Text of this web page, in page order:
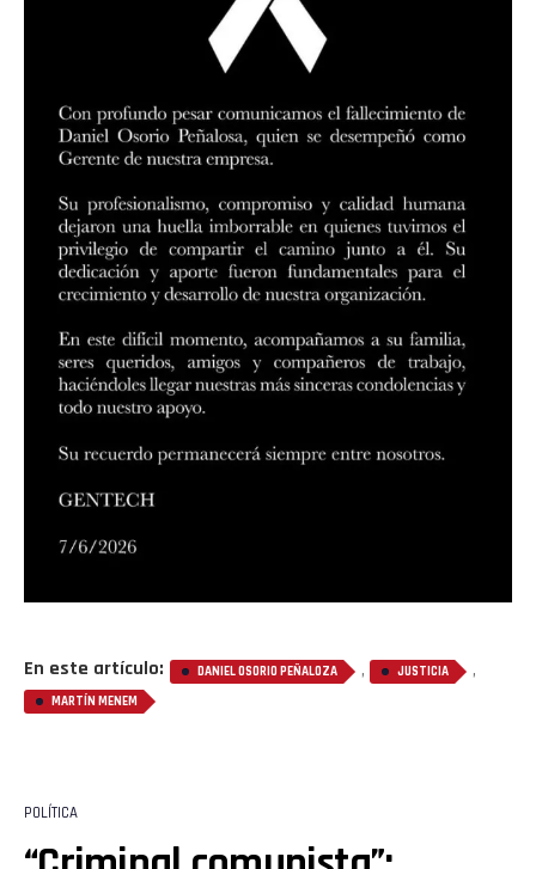
En este artículo: DANIEL OSORIO PEÑALOZA , JUSTICIA ,
MARTÍN MENEM
POLÍTICA
Pinterest
Whatsapp
Email